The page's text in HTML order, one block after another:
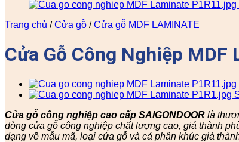
Trang chủ / Cửa gỗ / Cửa gỗ MDF LAMINATE
Cửa Gỗ Công Nghiệp MDF
Cửa gỗ công nghiệp cao cấp SAIGONDOOR là
dòng cửa gỗ công nghiệp chất lượng cao, giá thành
dạng về mẫu mã, loại cửa gỗ và cả phân khúc giá